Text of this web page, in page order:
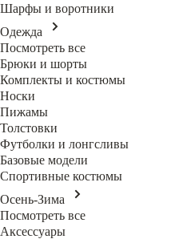
Шарфы и воротники
Одежда
Посмотреть все
Брюки и шорты
Комплекты и костюмы
Носки
Пижамы
Толстовки
Футболки и лонгсливы
Базовые модели
Спортивные костюмы
Осень-Зима
Посмотреть все
Аксессуары